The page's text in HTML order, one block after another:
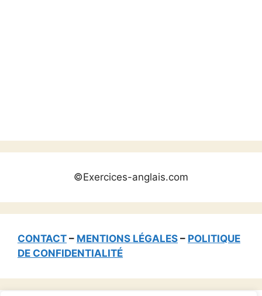
©Exercices-anglais.com
CONTACT – MENTIONS LÉGALES – POLITIQUE
DE CONFIDENTIALITÉ